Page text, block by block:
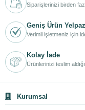
Siparişlerinizi birden
Geniş Ürün
Verimli işletmeniz için
Kolay İade
Ürünlerinizi teslim
Kurumsal